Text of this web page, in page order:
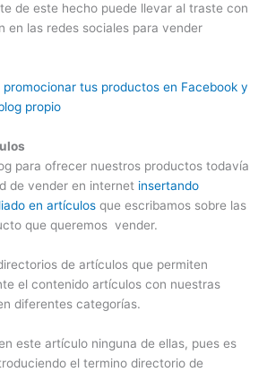
de este hecho puede llevar al traste con
en las redes sociales para vender
promocionar tus productos en Facebook y
propio
para ofrecer nuestros productos todavía
de vender en internet insertando
en artículos que escribamos sobre las
que queremos vender.
de artículos que permiten
el contenido artículos con nuestras
diferentes categorías.
este artículo ninguna de ellas, pues es
el termino directorio de